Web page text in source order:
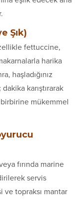
Şık)
fettuccine,
harika
haşladığınız
karıştırarak
birbirine mükemmel
fırında marine
servis
ve topraksı mantar